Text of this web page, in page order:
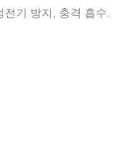
기 방지, 충격 흡수.